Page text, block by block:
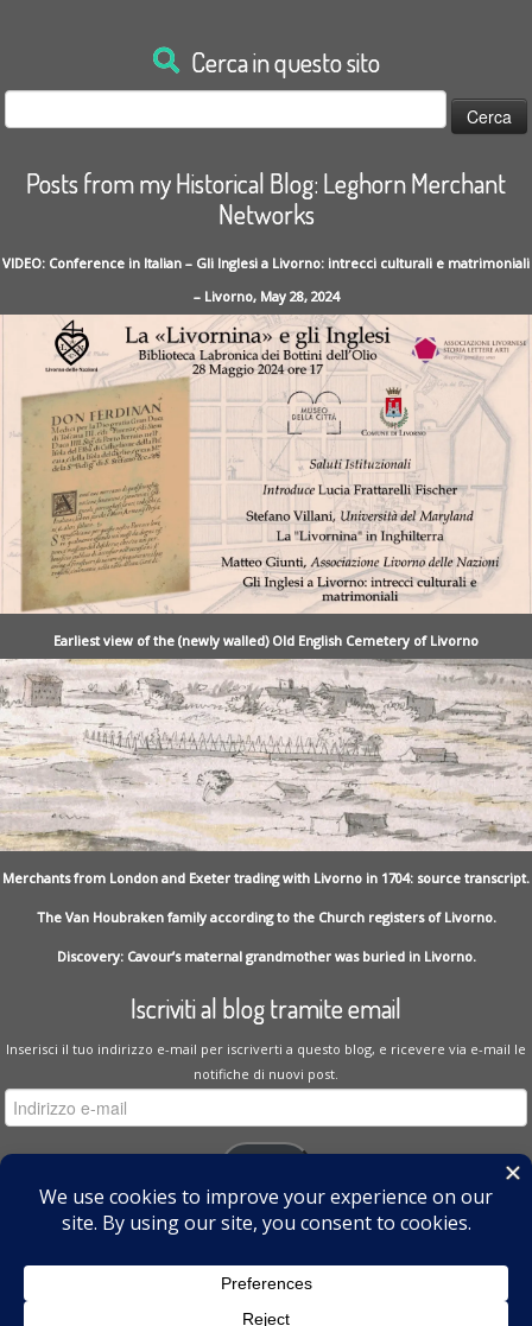
Cerca in questo sito
Ricerca
per:
Posts from my Historical Blog: Leghorn Merchant
Networks
VIDEO: Conference in Italian – Gli Inglesi a Livorno: intrecci culturali e matrimoniali
– Livorno, May 28, 2024
Earliest view of the (newly walled) Old English Cemetery of Livorno
Merchants from London and Exeter trading with Livorno in 1704: source transcript.
The Van Houbraken family according to the Church registers of Livorno.
Discovery: Cavour’s maternal grandmother was buried in Livorno.
Iscriviti al blog tramite email
Inserisci il tuo indirizzo e-mail per iscriverti a questo blog, e ricevere via e-mail le
notifiche di nuovi post.
Indirizzo
e-
mail
Unisciti a 35 altri iscritti
I miei Cinguettii